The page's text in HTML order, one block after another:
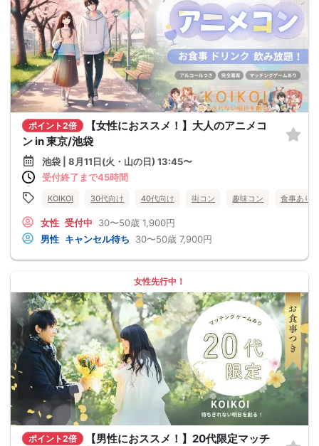
ポイント2倍
【女性におススメ！】大人のアニメコ
ン in 東京/池袋
池袋 | 8月11日(火・山の日) 13:45〜
受付終了まで45時間
KOIKOI 30代向け 40代向け 街コン 趣味コン 食事あり
女性 受付中 30〜50歳 1,900円
男性 キャンセル待ち 30〜50歳 7,900円
女性先行中！
ポイント2倍
【男性におススメ！】20代限定マッチ